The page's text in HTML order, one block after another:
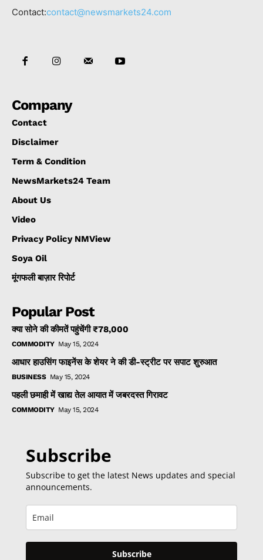
Contact:contact@newsmarkets24.com
Company
Contact
Disclaimer
Term & Condition
NewsMarkets24 Team
About Us
Video
Privacy Policy NMView
Soya Oil
मूंगफली बाज़ार रिपोर्ट
Popular Post
क्या सोने की कीमतें पहुंचेंगी ₹78,000
COMMODITY May 15, 2024
आधार हाउसिंग फाइनेंस के शेयर ने की डी-स्ट्रीट पर सपाट शुरुआत
BUSINESS May 15, 2024
पहली छमाही में खाद्य तेल आयात में जबरदस्त गिरावट
COMMODITY May 15, 2024
Subscribe
Subscribe to get the latest News updates and special
announcements.
Subscribe